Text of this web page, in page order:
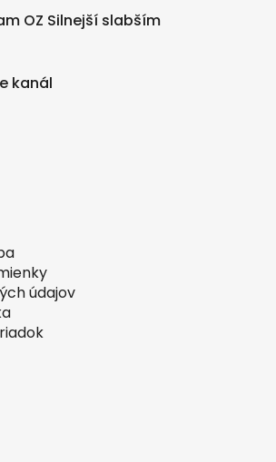
OZ Silnejší slabším
kanál
údajov